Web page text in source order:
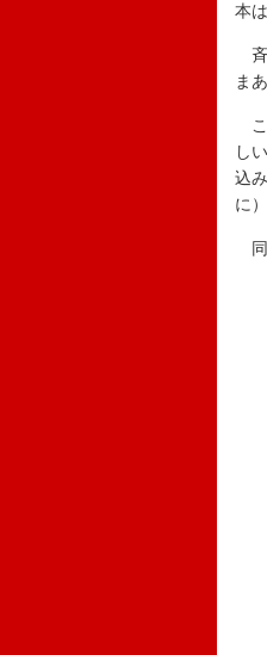
本
斉
ま
こ
し
込
に
同